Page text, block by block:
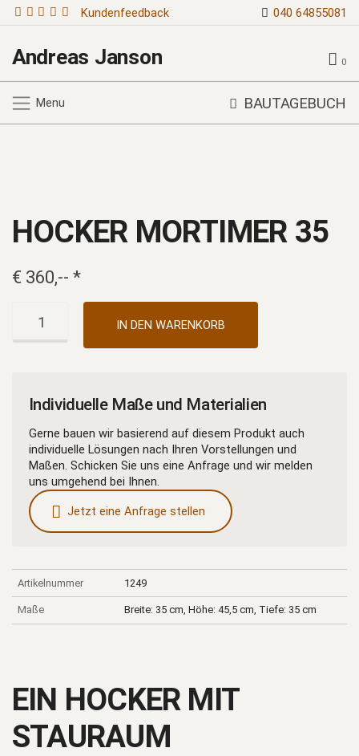
Kundenfeedback 040 64855081
Andreas Janson 0
Menu BAUTAGEBUCH
HOCKER MORTIMER 35
€ 360,-- *
Mortimer
IN DEN WARENKORB
Individuelle Maße und Materialien
Gerne bauen wir basierend auf diesem Produkt auch
individuelle Lösungen nach Ihren Vorstellungen und
Maßen. Schicken Sie uns eine Anfrage und wir melden
uns umgehend bei Ihnen.
Jetzt eine Anfrage stellen
Artikelnummer 1249
Maße Breite: 35 cm, Höhe: 45,5 cm, Tiefe: 35 cm
EIN HOCKER MIT
STAURAUM